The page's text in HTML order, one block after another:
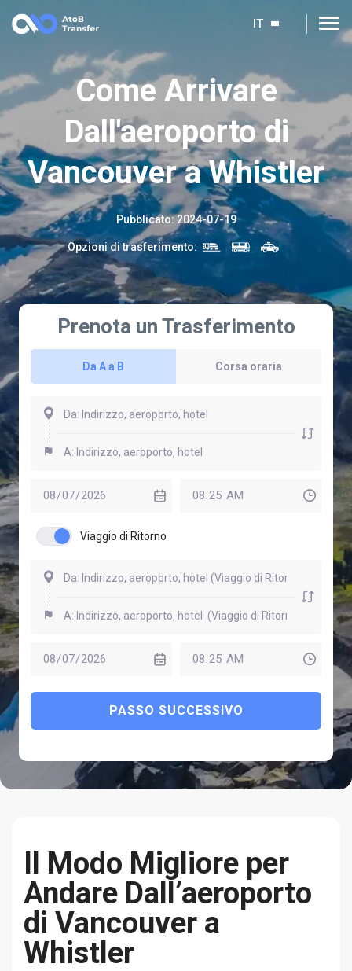
IT
Come Arrivare
Dall'aeroporto di
Vancouver a Whistler
Pubblicato:2024-07-19
Opzioni di trasferimento:
Prenota un Trasferimento
Da A a B Corsa oraria
Viaggio di Ritorno
PASSO SUCCESSIVO
Il Modo Migliore per
Andare Dall’aeroporto
di Vancouver a
Whistler